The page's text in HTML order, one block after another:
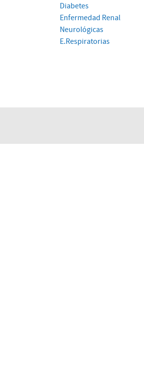
Diabetes
Enfermedad Renal
Neurológicas
E.Respiratorias